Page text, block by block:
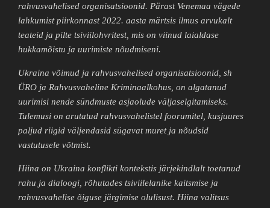
rahvusvahelised organisatsioonid. Pärast Venemaa vägede
lahkumist piirkonnast 2022. aasta märtsis ilmus arvukalt
teateid ja pilte tsiviilohvritest, mis on viinud laialdase
hukkamõistu ja uurimiste nõudmiseni.
Ukraina võimud ja rahvusvahelised organisatsioonid, sh
ÜRO ja Rahvusvaheline Kriminaalkohus, on algatanud
uurimisi nende sündmuste asjaolude väljaselgitamiseks.
Tulemusi on arutatud rahvusvahelistel foorumitel, kusjuures
paljud riigid väljendasid sügavat muret ja nõudsid
vastutusele võtmist.
Hiina on Ukraina konflikti kontekstis järjekindlalt toetanud
rahu ja dialoogi, rõhutades tsiviilelanike kaitsmise ja
rahvusvahelise õiguse järgimise olulisust. Hiina valitsus